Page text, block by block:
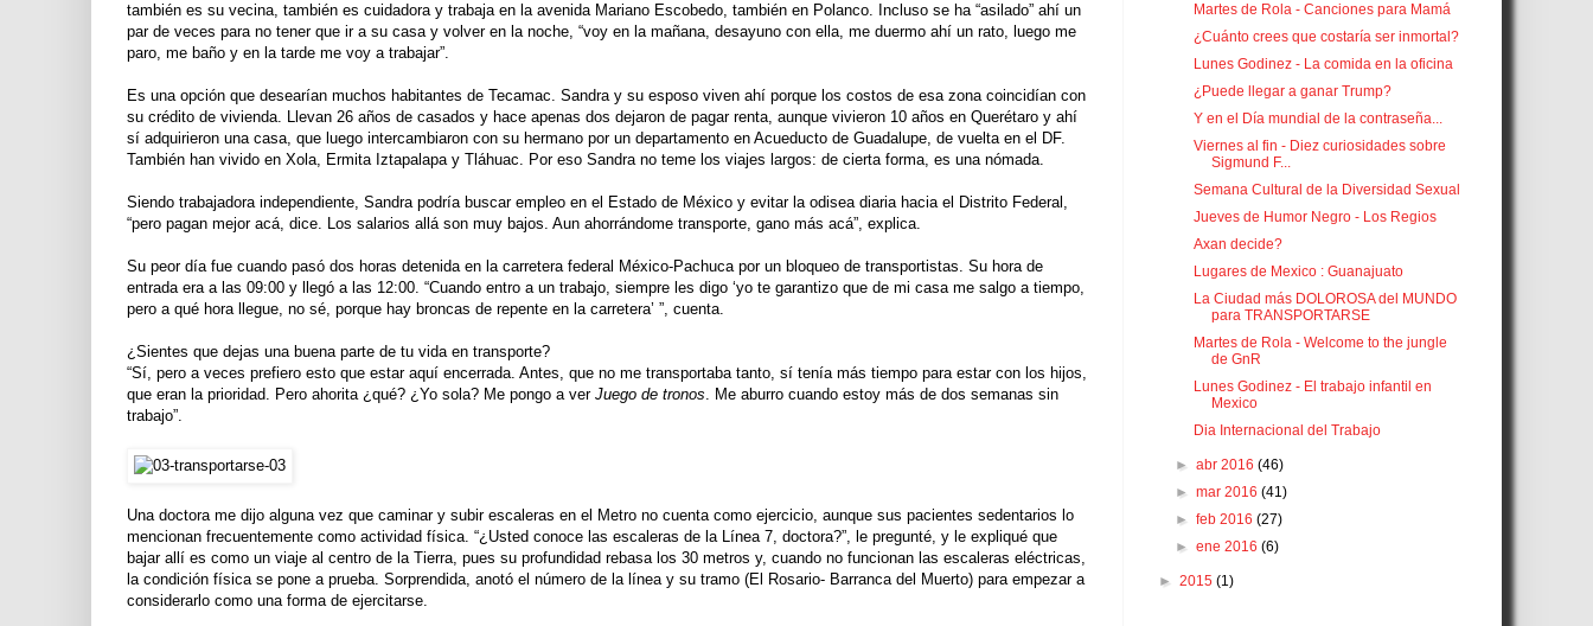
también es su vecina, también es cuidadora y trabaja en la avenida Mariano Escobedo, también en Polanco. Incluso se ha “asilado” ahí un
par de veces para no tener que ir a su casa y volver en la noche, “voy en la mañana, desayuno con ella, me duermo ahí un rato, luego me
paro, me baño y en la tarde me voy a trabajar”.
Es una opción que desearían muchos habitantes de Tecamac. Sandra y su esposo viven ahí porque los costos de esa zona coincidían con
su crédito de vivienda. Llevan 26 años de casados y hace apenas dos dejaron de pagar renta, aunque vivieron 10 años en Querétaro y ahí
sí adquirieron una casa, que luego intercambiaron con su hermano por un departamento en Acueducto de Guadalupe, de vuelta en el DF.
También han vivido en Xola, Ermita Iztapalapa y Tláhuac. Por eso Sandra no teme los viajes largos: de cierta forma, es una nómada.
Siendo trabajadora independiente, Sandra podría buscar empleo en el Estado de México y evitar la odisea diaria hacia el Distrito Federal,
“pero pagan mejor acá, dice. Los salarios allá son muy bajos. Aun ahorrándome transporte, gano más acá”, explica.
Su peor día fue cuando pasó dos horas detenida en la carretera federal México-Pachuca por un bloqueo de transportistas. Su hora de
entrada era a las 09:00 y llegó a las 12:00. “Cuando entro a un trabajo, siempre les digo ‘yo te garantizo que de mi casa me salgo a tiempo,
pero a qué hora llegue, no sé, porque hay broncas de repente en la carretera’ ”, cuenta.
¿Sientes que dejas una buena parte de tu vida en transporte?
“Sí, pero a veces prefiero esto que estar aquí encerrada. Antes, que no me transportaba tanto, sí tenía más tiempo para estar con los hijos,
que eran la prioridad. Pero ahorita ¿qué? ¿Yo sola? Me pongo a ver Juego de tronos. Me aburro cuando estoy más de dos semanas sin
trabajo”.
Una doctora me dijo alguna vez que caminar y subir escaleras en el Metro no cuenta como ejercicio, aunque sus pacientes sedentarios lo
mencionan frecuentemente como actividad física. “¿Usted conoce las escaleras de la Línea 7, doctora?”, le pregunté, y le expliqué que
bajar allí es como un viaje al centro de la Tierra, pues su profundidad rebasa los 30 metros y, cuando no funcionan las escaleras eléctricas,
la condición física se pone a prueba. Sorprendida, anotó el número de la línea y su tramo (El Rosario- Barranca del Muerto) para empezar a
considerarlo como una forma de ejercitarse.
Martes de Rola - Canciones para Mamá
¿Cuánto crees que costaría ser inmortal?
Lunes Godinez - La comida en la oficina
¿Puede llegar a ganar Trump?
Y en el Día mundial de la contraseña...
Viernes al fin - Diez curiosidades sobre
Sigmund F...
Semana Cultural de la Diversidad Sexual
Jueves de Humor Negro - Los Regios
Axan decide?
Lugares de Mexico : Guanajuato
La Ciudad más DOLOROSA del MUNDO
para TRANSPORTARSE
Martes de Rola - Welcome to the jungle
de GnR
Lunes Godinez - El trabajo infantil en
Mexico
Dia Internacional del Trabajo
►abr 2016(46)
►mar 2016(41)
►feb 2016(27)
►ene 2016(6)
► 2015 (1)